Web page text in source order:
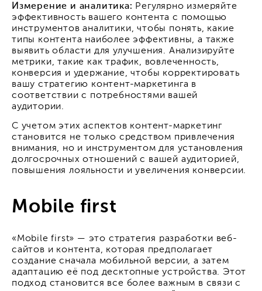
Измерение и аналитика: Регулярно измеряйте
эффективность вашего контента с помощью
инструментов аналитики, чтобы понять, какие
типы контента наиболее эффективны, а также
выявить области для улучшения. Анализируйте
метрики, такие как трафик, вовлеченность,
конверсия и удержание, чтобы корректировать
вашу стратегию контент-маркетинга в
соответствии с потребностями вашей
аудитории.
С учетом этих аспектов контент-маркетинг
становится не только средством привлечения
внимания, но и инструментом для установления
долгосрочных отношений с вашей аудиторией,
повышения лояльности и увеличения конверсии.
Mobile first
«Mobile first» — это стратегия разработки веб-
сайтов и контента, которая предполагает
создание сначала мобильной версии, а затем
адаптацию её под десктопные устройства. Этот
подход становится все более важным в связи с